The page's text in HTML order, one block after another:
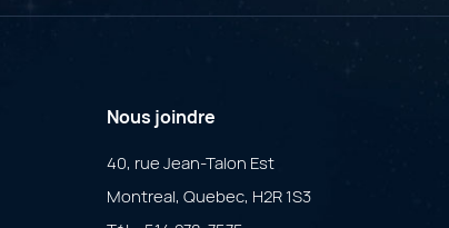
de
l’intelligence
artificielle"
Nous joindre
40, rue Jean-Talon Est
Montreal, Quebec, H2R 1S3